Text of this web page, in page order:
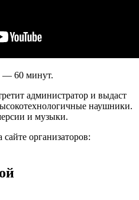
— 60 минут.
администратор и выдаст
наушники.
и музыки.
организаторов: